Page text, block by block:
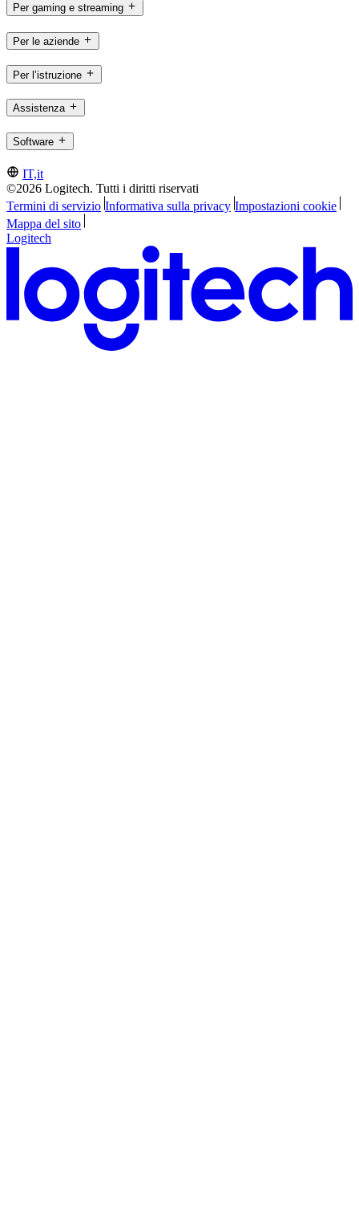
Per gaming e streaming
Per le aziende
Per l’istruzione
Assistenza
Software
IT,it
©2026 Logitech. Tutti i diritti riservati
Termini di servizio Informativa sulla privacy Impostazioni cookie
Mappa del sito
Logitech